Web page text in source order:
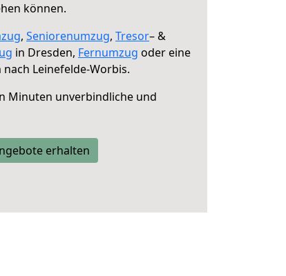
können.
, Seniorenumzug, Tresor– &
in Dresden, Fernumzug oder eine
Leinefelde-Worbis.
Minuten unverbindliche und
erhalten